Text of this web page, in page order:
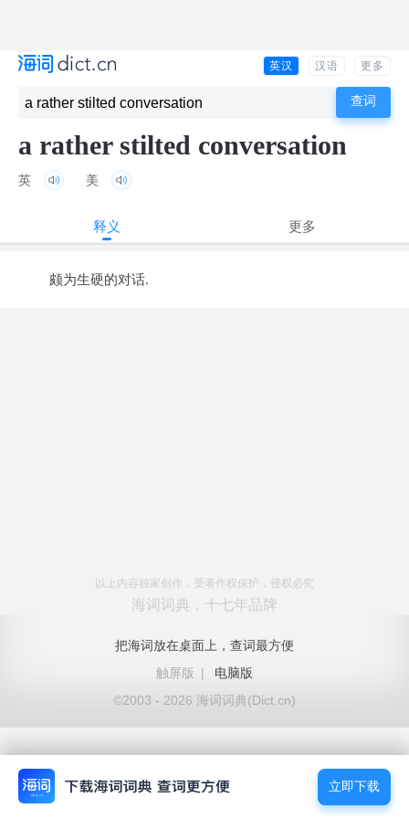
英汉 汉语 更多
a rather stilted conversation
英 美
释义 更多
颇为生硬的对话.
以上内容独家创作，受著作权保护，侵权必究
海词词典，十七年品牌
把海词放在桌面上，查词最方便
触屏版
|
电脑版
©2003 - 2026 海词词典(Dict.cn)
立即下载
立即下载